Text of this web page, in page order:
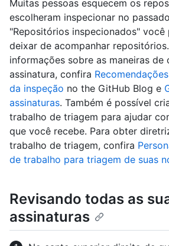
Muitas pessoas esquecem os
escolheram inspecionar no
"Repositórios inspecionados"
deixar de acompanhar
informações sobre as maneiras de
assinatura, confira
da inspeção no the GitHub Blog e
assinaturas. Também é possível
trabalho de triagem para ajudar
que você recebe. Para obter
trabalho de triagem, confira
de trabalho para triagem de suas
Revisando todas as
assinaturas